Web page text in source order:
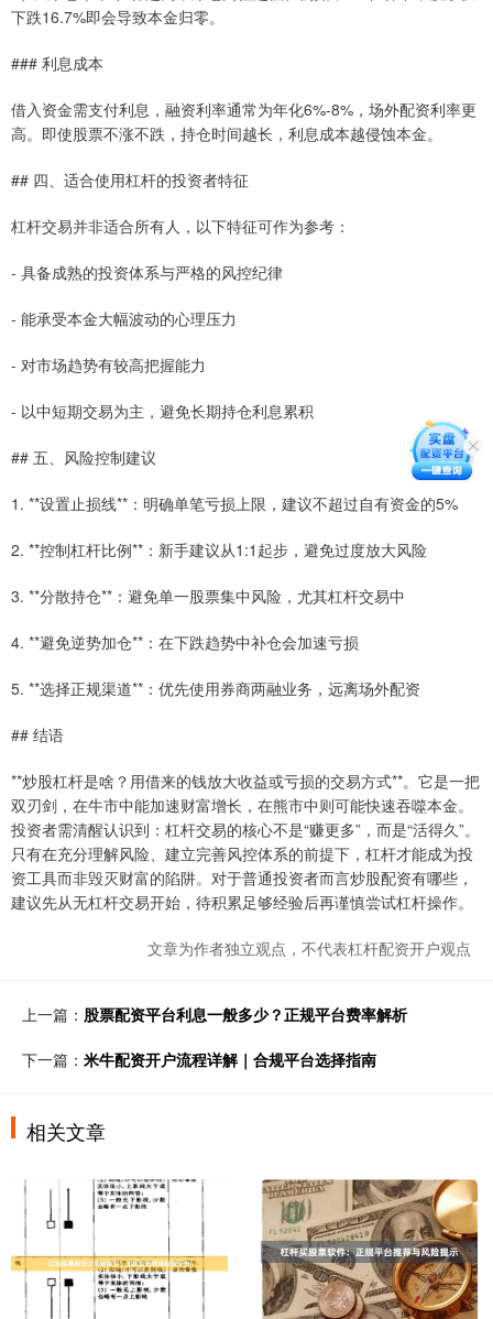
下跌16.7%即会导致本金归零。
### 利息成本
借入资金需支付利息，融资利率通常为年化6%-8%，场外配资利率更
高。即使股票不涨不跌，持仓时间越长，利息成本越侵蚀本金。
## 四、适合使用杠杆的投资者特征
杠杆交易并非适合所有人，以下特征可作为参考：
- 具备成熟的投资体系与严格的风控纪律
- 能承受本金大幅波动的心理压力
- 对市场趋势有较高把握能力
- 以中短期交易为主，避免长期持仓利息累积
## 五、风险控制建议
1. **设置止损线**：明确单笔亏损上限，建议不超过自有资金的5%
2. **控制杠杆比例**：新手建议从1:1起步，避免过度放大风险
3. **分散持仓**：避免单一股票集中风险，尤其杠杆交易中
4. **避免逆势加仓**：在下跌趋势中补仓会加速亏损
5. **选择正规渠道**：优先使用券商两融业务，远离场外配资
## 结语
**炒股杠杆是啥？用借来的钱放大收益或亏损的交易方式**。它是一把
双刃剑，在牛市中能加速财富增长，在熊市中则可能快速吞噬本金。
投资者需清醒认识到：杠杆交易的核心不是“赚更多”，而是“活得久”。
只有在充分理解风险、建立完善风控体系的前提下，杠杆才能成为投
资工具而非毁灭财富的陷阱。对于普通投资者而言炒股配资有哪些，
建议先从无杠杆交易开始，待积累足够经验后再谨慎尝试杠杆操作。
文章为作者独立观点，不代表杠杆配资开户观点
上一篇： 股票配资平台利息一般多少？正规平台费率解析
下一篇： 米牛配资开户流程详解｜合规平台选择指南
相关文章